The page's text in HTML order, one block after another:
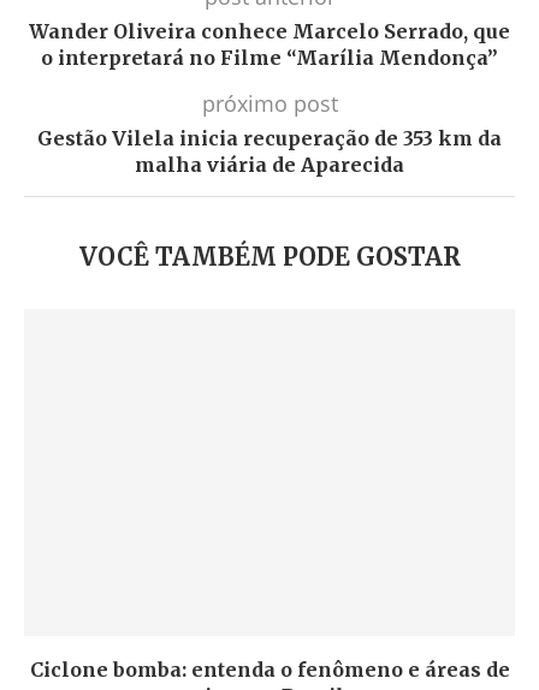
Wander Oliveira conhece Marcelo Serrado, que
o interpretará no Filme “Marília Mendonça”
próximo post
Gestão Vilela inicia recuperação de 353 km da
malha viária de Aparecida
VOCÊ TAMBÉM PODE GOSTAR
Ciclone bomba: entenda o fenômeno e áreas de